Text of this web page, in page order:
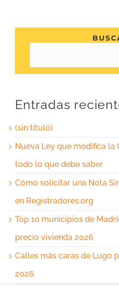
Entradas
(sin título)
Nueva Ley que modifica la
todo lo que debe saber
Cómo solicitar una Nota
en Registradores.org
Top 10 municipios de
precio vivienda 2026
Calles más caras de Lugo
2026